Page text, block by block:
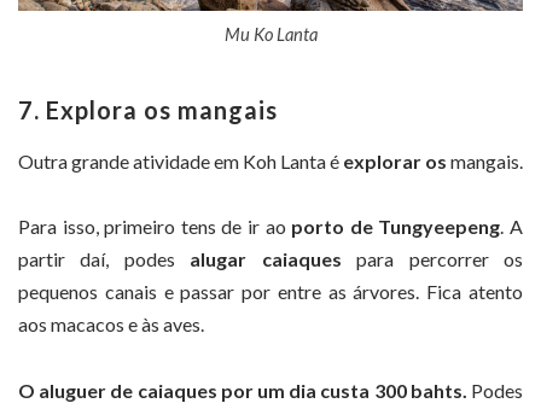
Mu Ko Lanta
7. Explora os mangais
Outra grande atividade em Koh Lanta é explorar os mangais.
Para isso, primeiro tens de ir ao porto de Tungyeepeng. A
partir daí, podes alugar caiaques para percorrer os
pequenos canais e passar por entre as árvores. Fica atento
aos macacos e às aves.
O aluguer de caiaques por um dia custa 300 bahts. Podes